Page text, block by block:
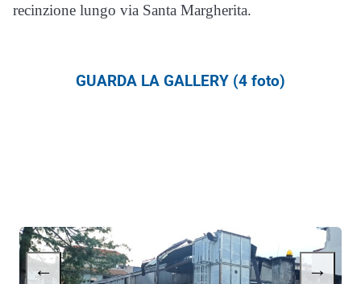
recinzione lungo via Santa Margherita.
GUARDA LA GALLERY (4 foto)
← →